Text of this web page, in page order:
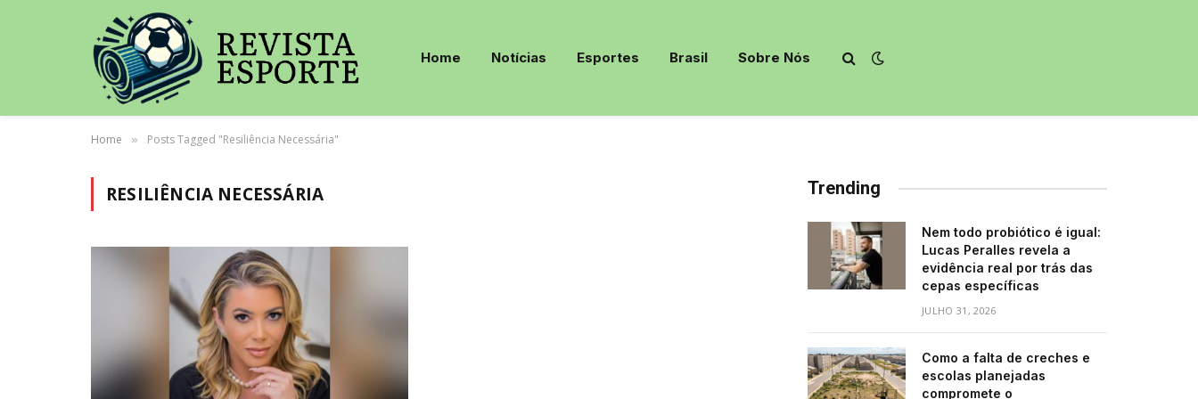
Home Notícias Esportes Brasil Sobre Nós
Home » Posts Tagged "Resiliência Necessária"
RESILIÊNCIA NECESSÁRIA Trending
Nem todo probiótico é igual:
Lucas Peralles revela a
evidência real por trás das
cepas específicas
JULHO 31, 2026
Como a falta de creches e
escolas planejadas
compromete o